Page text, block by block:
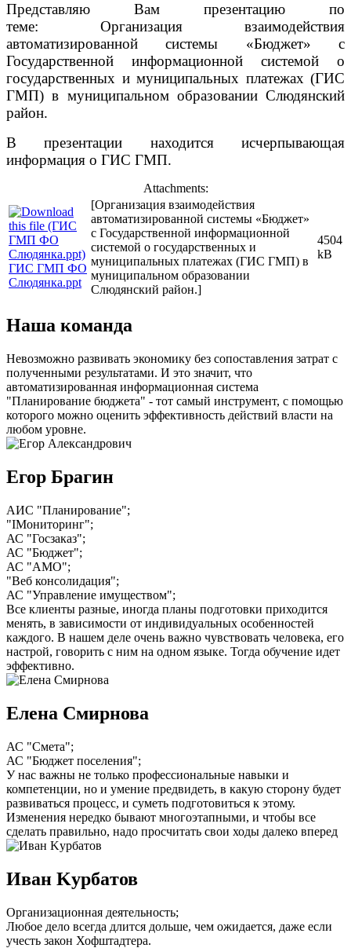
Представляю Вам презентацию по
теме: Организация взаимодействия
автоматизированной системы «Бюджет» с
Государственной информационной системой о
государственных и муниципальных платежах (ГИС
ГМП) в муниципальном образовании Слюдянский
район.
В презентации находится исчерпывающая
информация о ГИС ГМП.
Attachments:
ГИС ГМП ФО
Слюдянка.ppt
[Организация взаимодействия
автоматизированной системы «Бюджет»
с Государственной информационной
системой о государственных и
муниципальных платежах (ГИС ГМП) в
муниципальном образовании
Слюдянский район.]
4504
kB
Наша команда
Невозможно развивать экономику без сопоставления затрат с
полученными результатами. И это значит, что
автоматизированная информационная система
"Планирование бюджета" - тот самый инструмент, с помощью
которого можно оценить эффективность действий власти на
любом уровне.
Егор Брагин
АИС "Планирование";
"IМониторинг";
АС "Госзаказ";
АС "Бюджет";
АС "АМО";
"Веб консолидация";
АС "Управление имуществом";
Все клиенты разные, иногда планы подготовки приходится
менять, в зависимости от индивидуальных особенностей
каждого. В нашем деле очень важно чувствовать человека, его
настрой, говорить с ним на одном языке. Тогда обучение идет
эффективно.
Елена Смирнова
АС "Смета";
АС "Бюджет поселения";
У нас важны не только профессиональные навыки и
компетенции, но и умение предвидеть, в какую сторону будет
развиваться процесс, и суметь подготовиться к этому.
Изменения нередко бывают многоэтапными, и чтобы все
сделать правильно, надо просчитать свои ходы далеко вперед
Иван Kурбaтов
Организационная деятельность;
Любое дело всегда длится дольше, чем ожидается, даже если
учесть закон Хофштадтера.